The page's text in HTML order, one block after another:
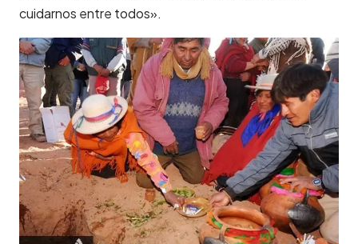
cuidarnos entre todos».